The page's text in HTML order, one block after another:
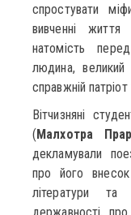
спростувати
вивченні
натомість
людина, великий
справжній
Вітчизняні
(Малхотра
декламували
про його внесок
літератури